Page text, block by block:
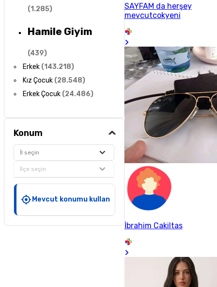
(1.285)
Hamile Giyim
(439)
Erkek (143.218)
Kız Çocuk (28.548)
Erkek Çocuk (24.486)
Konum
İl seçin
İlçe seçin
Mevcut konumu kullan
SAYFAM da herşey
mevcutcokyeni
İbrahim Cakiltas